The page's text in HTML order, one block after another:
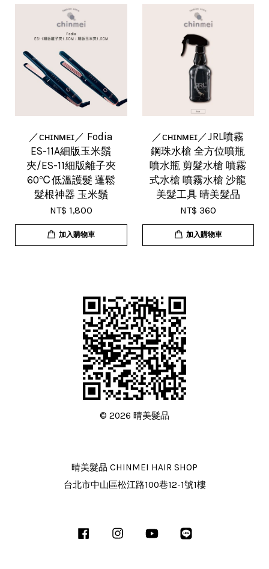
／ᴄʜɪɴᴍᴇɪ／ Fodia
ES-11A細版玉米鬚
夾/ES-11細版離子夾
60℃低溫護髮 蓬鬆
髮根神器 玉米鬚
NT$ 1,800
加入購物車
／ᴄʜɪɴᴍᴇɪ／JRL噴霧
鋼珠水槍 全方位噴瓶
噴水瓶 剪髮水槍 噴霧
式水槍 噴霧水槍 沙龍
美髮工具 晴美髮品
NT$ 360
加入購物車
© 2026 晴美髮品
晴美髮品 CHINMEI HAIR SHOP
台北市中山區松江路100巷12-1號1樓
Facebook InstagramYouTube